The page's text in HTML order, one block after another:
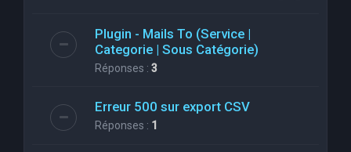
Plugin - Mails To (Service |
Categorie | Sous Catégorie)
Réponses : 3
Erreur 500 sur export CSV
Réponses : 1